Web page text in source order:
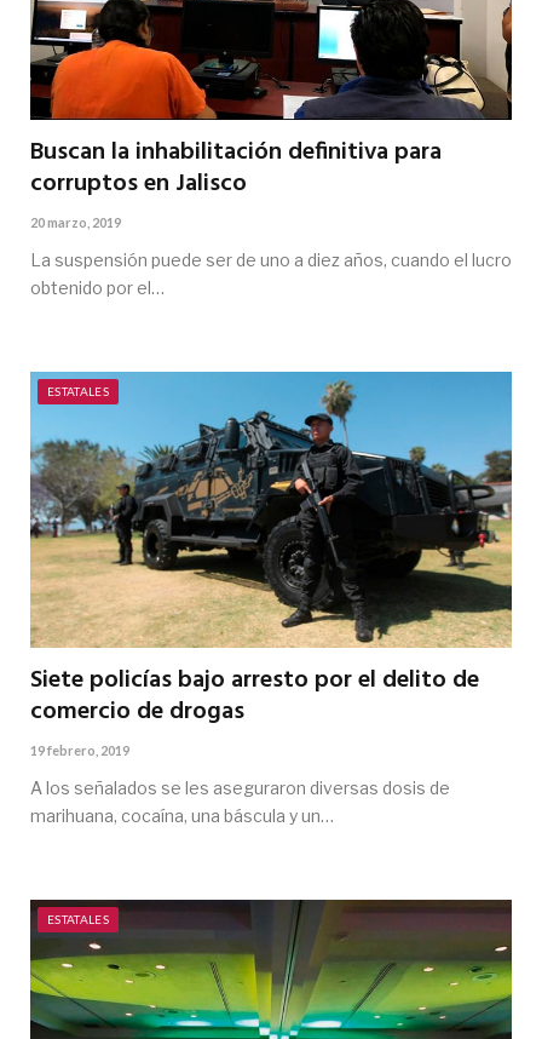
Buscan la inhabilitación definitiva para
corruptos en Jalisco
20 marzo, 2019
La suspensión puede ser de uno a diez años, cuando el lucro
obtenido por el…
ESTATALES
Siete policías bajo arresto por el delito de
comercio de drogas
19 febrero, 2019
A los señalados se les aseguraron diversas dosis de
marihuana, cocaína, una báscula y un…
ESTATALES